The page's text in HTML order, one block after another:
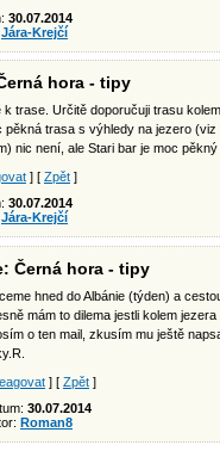
30.07.2014
Jára-Krejčí
hora - tipy
k trase. Určitě doporučuji trasu
pěkná trasa s výhledy na jezero
nic není, ale Stari bar je moc
] [ Zpět ]
30.07.2014
Jára-Krejčí
Černá hora - tipy
hned do Albánie (týden) a
mám to dilema jestli kolem
o ten mail, zkusím mu ještě
] [ Zpět ]
30.07.2014
Roman8